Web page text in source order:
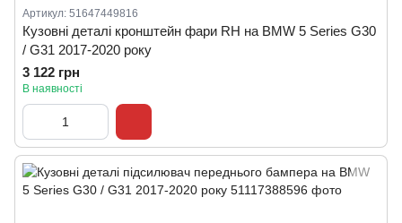
Артикул: 51647449816
Кузовні деталі кронштейн фари RH на BMW 5 Series G30
/ G31 2017-2020 року
3 122 грн
В наявності